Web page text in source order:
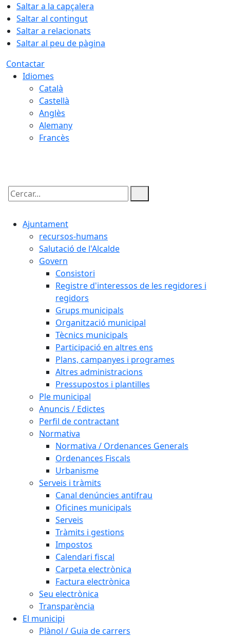
Saltar a la capçalera
Saltar al contingut
Saltar a relacionats
Saltar al peu de pàgina
Contactar
Idiomes
Català
Castellà
Anglès
Alemany
Francès
Cercar:
Ajuntament
recursos-humans
Salutació de l'Alcalde
Govern
Consistori
Registre d'interessos de les regidores i
regidors
Grups municipals
Organització municipal
Tècnics municipals
Participació en altres ens
Plans, campanyes i programes
Altres administracions
Pressupostos i plantilles
Ple municipal
Anuncis / Edictes
Perfil de contractant
Normativa
Normativa / Ordenances Generals
Ordenances Fiscals
Urbanisme
Serveis i tràmits
Canal denúncies antifrau
Oficines municipals
Serveis
Tràmits i gestions
Impostos
Calendari fiscal
Carpeta electrònica
Factura electrònica
Seu electrònica
Transparència
El municipi
Plànol / Guia de carrers